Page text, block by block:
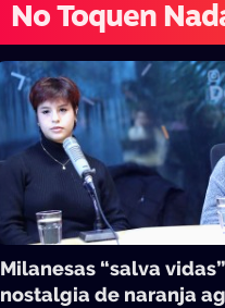
No Toquen
Milanesas “salva
nostalgia de naranja